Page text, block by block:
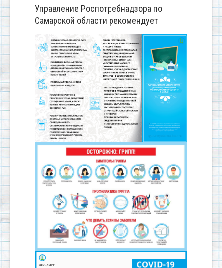
Управление Роспотребнадзора по
Самарской области рекомендует